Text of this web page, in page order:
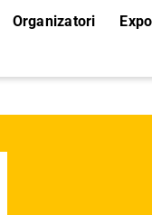
Organizatori